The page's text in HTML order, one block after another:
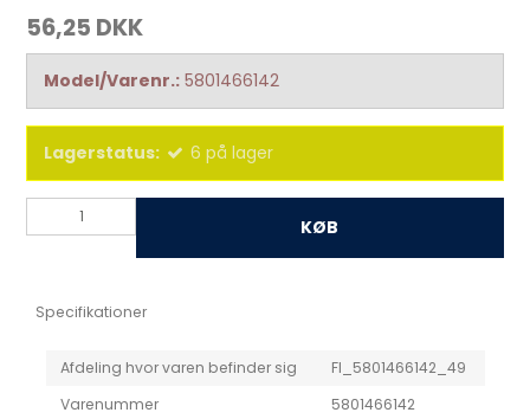
56,25 DKK
Model/Varenr.: 5801466142
Lagerstatus: 6 på lager
KØB
Specifikationer
Afdeling hvor varen befinder sig
FI_5801466142_49
Varenummer
5801466142